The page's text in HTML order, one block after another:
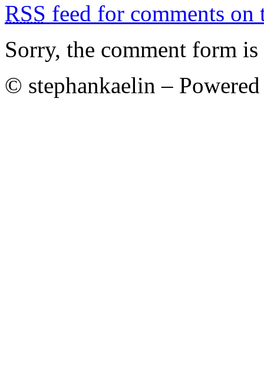
RSS feed for comments on
Sorry, the comment form
© stephankaelin –